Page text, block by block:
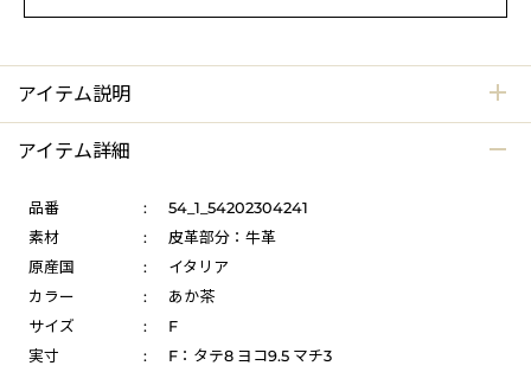
アイテム説明
アイテム詳細
品番 :
54_1_54202304241
素材
:
皮革部分：牛革
原産国
:
イタリア
カラー
:
あか茶
サイズ
:
F
実寸
: F：タテ8 ヨコ9.5 マチ3